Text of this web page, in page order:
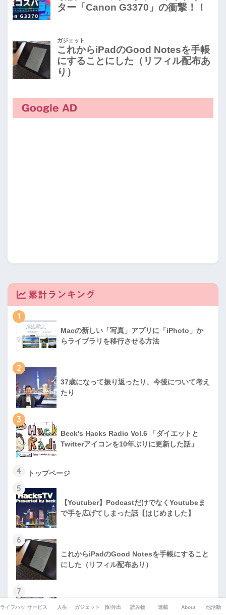
Google AD
累計ランキング
1
Macの新しい「写真」アプリに「iPhoto」か
らライブラリを移行させる方法
2
37歳になって振り返ったり、今後について考え
たり
3
Beck's Hacks Radio Vol.6 「ダイエットと
Twitterアイコンを10年ぶりに更新した話」
4 トップページ
5
【Youtuber】PodcastだけでなくYoutubeま
で手を広げてしまった話【はじめました】
6
これからiPadのGood Notesを手帳にすること
にした（リフィル配布あり）
7
土光敏夫「日に新たに、日々に新たなり」 ー
ライフハックサービス 人生 ガジェット 旅/外出 読み物 連載 About 他活動